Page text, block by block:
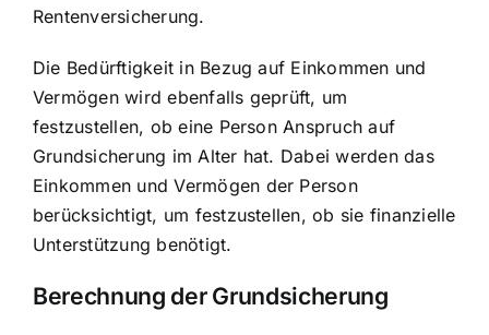
Rentenversicherung.
Die Bedürftigkeit in Bezug auf Einkommen und
Vermögen wird ebenfalls geprüft, um
festzustellen, ob eine Person Anspruch auf
Grundsicherung im Alter hat. Dabei werden das
Einkommen und Vermögen der Person
berücksichtigt, um festzustellen, ob sie finanzielle
Unterstützung benötigt.
Berechnung der Grundsicherung